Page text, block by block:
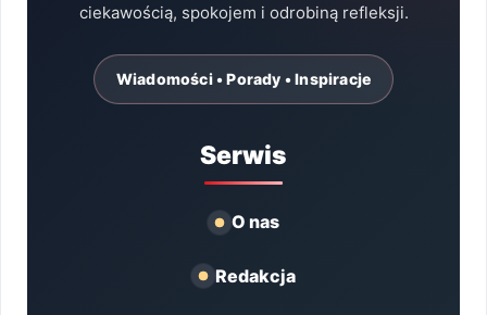
ciekawością, spokojem i odrobiną refleksji.
Wiadomości • Porady • Inspiracje
Serwis
O nas
Redakcja